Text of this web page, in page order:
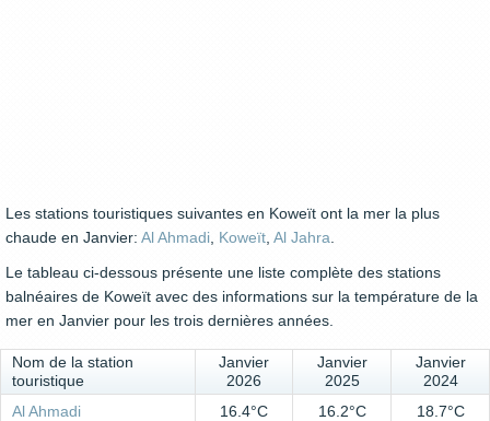
Les stations touristiques suivantes en Koweït ont la mer la plus
chaude en Janvier: Al Ahmadi Koweït Al Jahra
Le tableau ci-dessous présente une liste complète des stations
balnéaires de Koweït avec des informations sur la température de la
mer en Janvier pour les trois dernières années.
Nom de la station
touristique
Janvier
2026
Janvier
2025
Janvier
2024
Al Ahmadi
16.4°C 16.2°C
18.7°C